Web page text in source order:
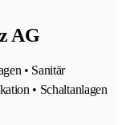
AG
• Sanitär
• Schaltanlagen